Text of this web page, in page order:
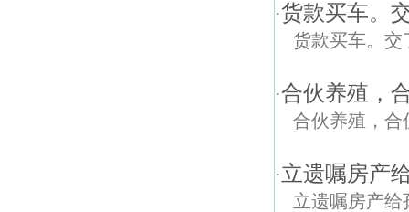
·货款买车。
货款买车。交
·合伙养殖，
合伙养殖，合
·立遗嘱房产
立遗嘱房产